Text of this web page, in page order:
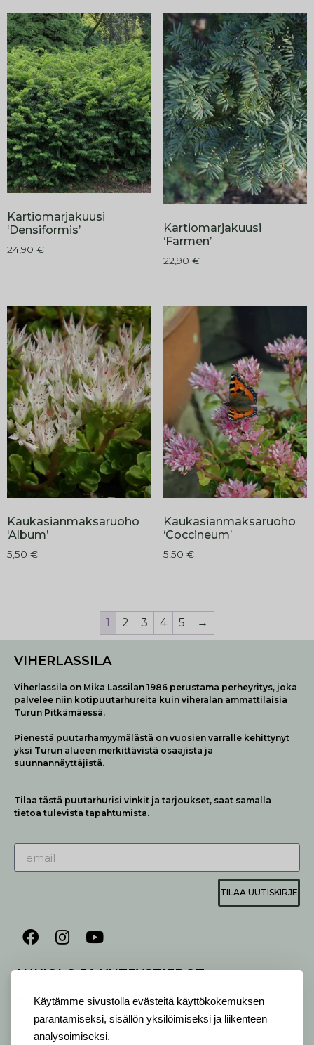
Käytämme sivustolla evästeitä käyttökokemuksen
parantamiseksi, sisällön yksilöimiseksi ja liikenteen
analysoimiseksi.
Kartiomarjakuusi
‘Densiformis’
24,90 €
Kartiomarjakuusi
‘Farmen’
22,90 €
Kaukasianmaksaruoho
‘Album’
5,50 €
Kaukasianmaksaruoho
‘Coccineum’
5,50 €
1 2 3 4 5 →
VIHERLASSILA
Viherlassila on Mika Lassilan 1986 perustama perheyritys, joka
palvelee niin kotipuutarhureita kuin viheralan ammattilaisia
Turun Pitkämäessä.
Pienestä puutarhamyymälästä on vuosien varralle kehittynyt
yksi Turun alueen merkittävistä osaajista ja
suunnannäyttäjistä.
Tilaa tästä puutarhurisi vinkit ja tarjoukset, saat samalla
tietoa tulevista tapahtumista.
TILAA UUTISKIRJE
AUKIOLO JA YHTEYSTIEDOT
ALVELEMME:
Ma-Pe 9-20 I La 10-18 I Su 10-17
OTA YHTEYTTÄ: